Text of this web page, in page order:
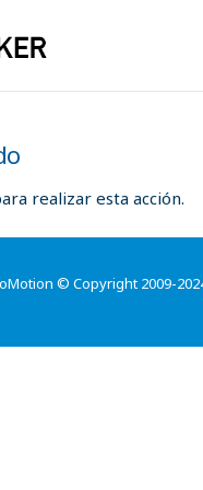
realizar esta acción.
© Copyright 2009-